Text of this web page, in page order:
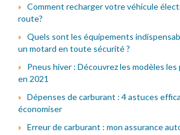
Comment recharger votre véhicule
route?
Quels sont les équipements
un motard en toute sécurité ?
Pneus hiver : Découvrez les modèles les
en 2021
Dépenses de carburant : 4 astuces
économiser
Erreur de carburant : mon assurance